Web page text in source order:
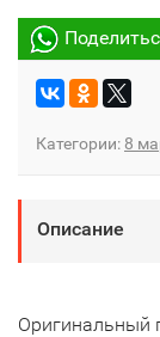
Категории: 8
Описание
Оригинальный